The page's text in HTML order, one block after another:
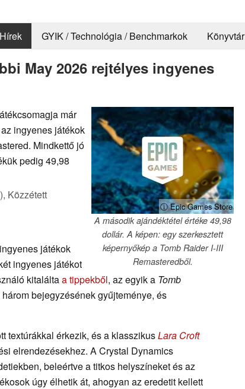
Hírek GYIK / Technológia / Benchmarkok Könyvtár
May 2026 rejtélyes ingyenes
ⓘ Epic Games Store
A második ajándéktétel értéke 49,98
dollár. A képen: egy szerkesztett
képernyőkép a Tomb Raider I-III
Remasteredből.
már
ingyenes játékok
Mindkettő jó
pedig 49,98
Közzétett
játékok
ingyenes játékot
kitaláltaa tippekből, az egyik a Tomb
bejegyzésének gyűjteménye, és
textúrákkal érkezik, és a klasszikusLara Croft
elrendezésekhez. A Crystal Dynamics
beleértve a titkos helyszíneket és az
úgy élhetik át, ahogyan az eredetit kellett